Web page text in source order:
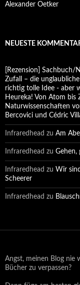
Alexander Oetker
NEUESTE
[Rezension]
Zufall – die
richtig tolle Idee - aber
Heureka! Von Atom bis
Naturwissenschaften
Bercovici und Cédric
Infraredhead zu Am
Infraredhead zu Gehen,
Infraredhead zu Wir
Scheerer
Infraredhead zu
Angst, meinen Blog nie
Bücher zu verpassen?